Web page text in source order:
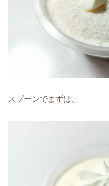
スプーンでまずは、